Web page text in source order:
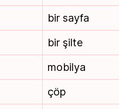
bir sayfa
bir şilte
mobilya
çöp